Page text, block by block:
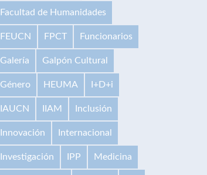
Facultad de Humanidades
FEUCN FPCT Funcionarios
Galería Galpón Cultural
Género HEUMA I+D+i
IAUCN IIAM Inclusión
Innovación Internacional
Investigación IPP Medicina